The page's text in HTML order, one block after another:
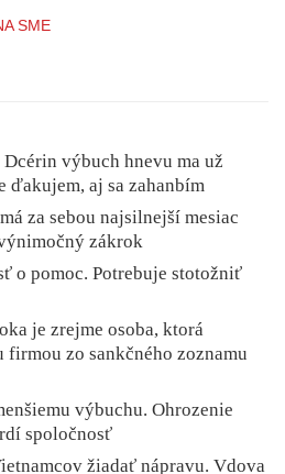
SME
výbuch hnevu ma už
ďakujem, aj sa zahanbím
za sebou najsilnejší mesiac
zákrok
o pomoc. Potrebuje stotožniť
je zrejme osoba, ktorá
firmou zo sankčného zoznamu
výbuchu. Ohrozenie
spoločnosť
žiadať nápravu. Vdova